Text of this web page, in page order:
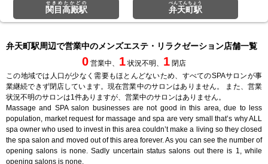
関目高殿駅
せきめたかどの
弁天町駅
べんてんちょう
弁天町駅周辺で営業中のメンズエステ・リラクゼーション店舗一覧
0 営業中、 1 状況不明、 1 閉店
この地域では人口が少なく需要もほとんどないため、すべてのSPAサロンが事
業継続できず閉店しています。現在営業中のサロンはありません。 また、営業
状況不明のサロンは1件ありますが、営業中のサロンはありません。
Massage and SPA salon businesses are not good in this area, due to less
population, market request for massage and spa are very small that’s why ALL
spa owner who used to invest in this area couldn’t make a living so they closed
the spa salon and moved out of this area forever. As you can see the number of
opening salons is none. Sadly uncertain status salons out there is 1, while
opening salons is none.